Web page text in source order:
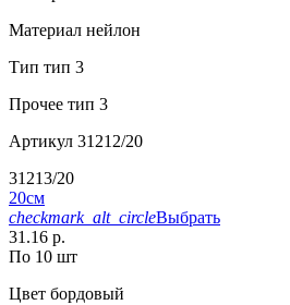
Материал нейлон
Тип тип 3
Прочее тип 3
Артикул 31212/20
31213/20
20см
checkmark_alt_circleВыбрать
31.16 р.
По 10 шт
Цвет бордовый